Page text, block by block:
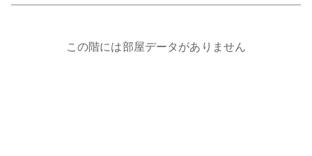
この階には部屋データがありません